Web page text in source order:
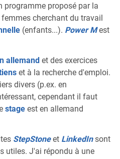
proposé par la
cherchant du travail
(enfants...). Power Mest
allemand et des exercices
et à la recherche d'emploi.
divers (p.ex. en
cependant il faut
stage est en allemand
StepStoneet LinkedInsont
utiles. J'ai répondu à une